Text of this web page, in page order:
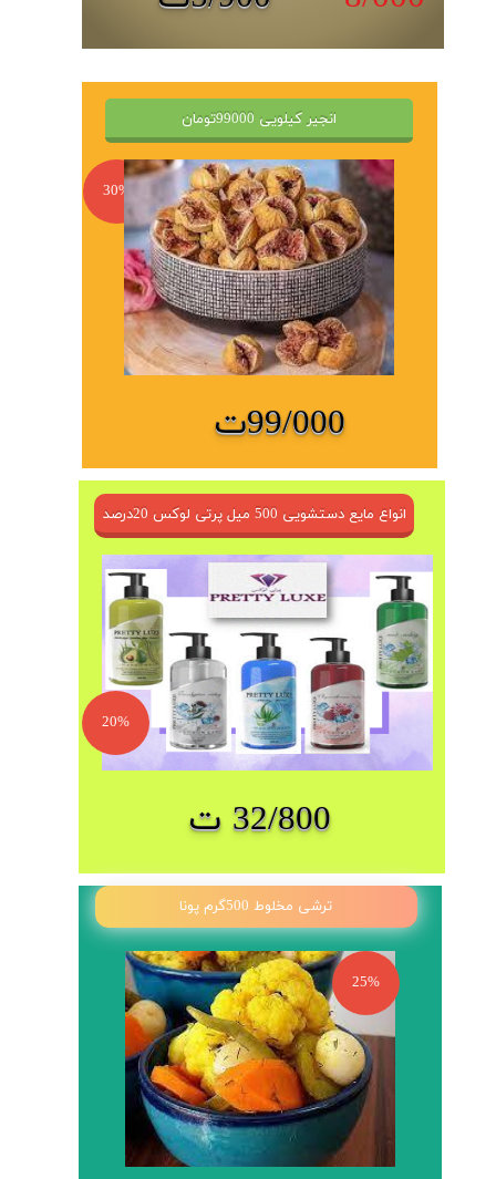
30%
انجیر کیلویی 99000تومان
99/000ت
انواع مایع دستشویی 500 میل پرتی لوکس 20درصد
20%
32/800 ت
ترشی مخلوط 500گرم پونا
25%